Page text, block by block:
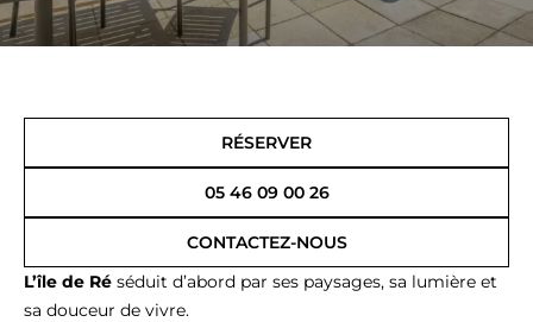
RÉSERVER
05 46 09 00 26
CONTACTEZ-NOUS
L’île de Ré séduit d’abord par ses paysages, sa lumière et
sa douceur de vivre.